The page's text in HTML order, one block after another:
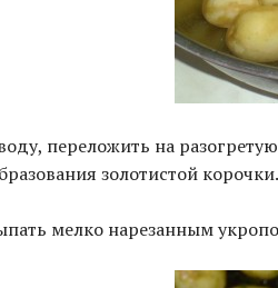
переложить на
золотистой корочки.
мелко нарезанным